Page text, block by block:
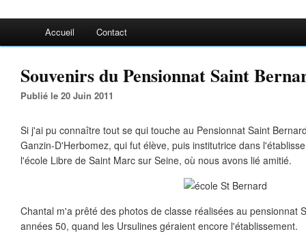
Accueil Contact
Souvenirs du Pensionnat Saint
Publié le 20 Juin 2011
Si j'ai pu connaître tout se qui touche au Pensionnat Saint
Ganzin-D'Herbomez, qui fut élève, puis institutrice dans
l'école Libre de Saint Marc sur Seine, où nous avons lié amitié.
Chantal m'a prêté des photos de classe réalisées au pensionnat
années 50, quand les Ursulines géraient encore l'établissement.